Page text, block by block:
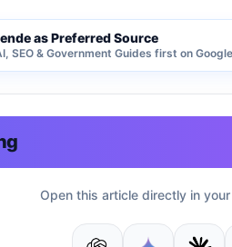
as Preferred Source
SEO & Government Guides first on Google
Open this article directly in